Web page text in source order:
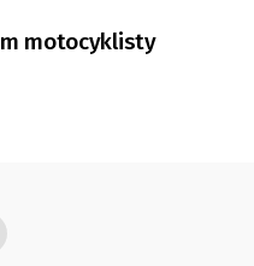
motocyklisty